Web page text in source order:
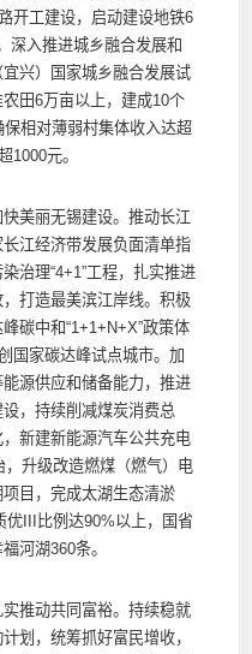
开工建设，启动建设地铁6
深入推进城乡融合发展和
兴）国家城乡融合发展试
田6万亩以上，建成10个
相对薄弱村集体收入达超
1000元。
美丽无锡建设。推动长江
江经济带发展负面清单指
治理“4+1”工程，扎实推进
打造最美滨江岸线。积极
碳中和“1+1+N+X”政策体
国家碳达峰试点城市。加
源供应和储备能力，推进
，持续削减煤炭消费总
新建新能源汽车公共充电
升级改造燃煤（燃气）电
目，完成太湖生态清淤
优III比例达90%以上，国省
河湖360条。
推动共同富裕。持续稳就
划，统筹抓好富民增收，